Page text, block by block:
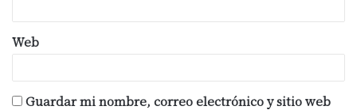
Web
Guardar mi nombre, correo electrónico y sitio web